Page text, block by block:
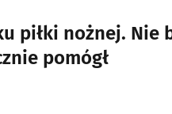
piłki nożnej. Nie
pomógł